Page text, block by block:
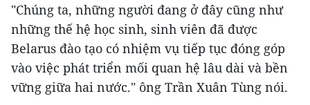
"Chúng ta, những người đang ở đây cũng như
những thế hệ học sinh, sinh viên đã được
Belarus đào tạo có nhiệm vụ tiếp tục đóng góp
vào việc phát triển mối quan hệ lâu dài và bền
vững giữa hai nước." ông Trần Xuân Tùng nói.